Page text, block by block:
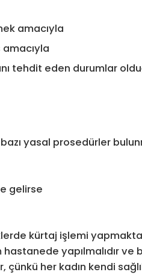
amacıyla
tehdit eden durumlar
yasal prosedürler
gelirse
kürtaj işlemi
yapılmalıdır
her kadın kendi